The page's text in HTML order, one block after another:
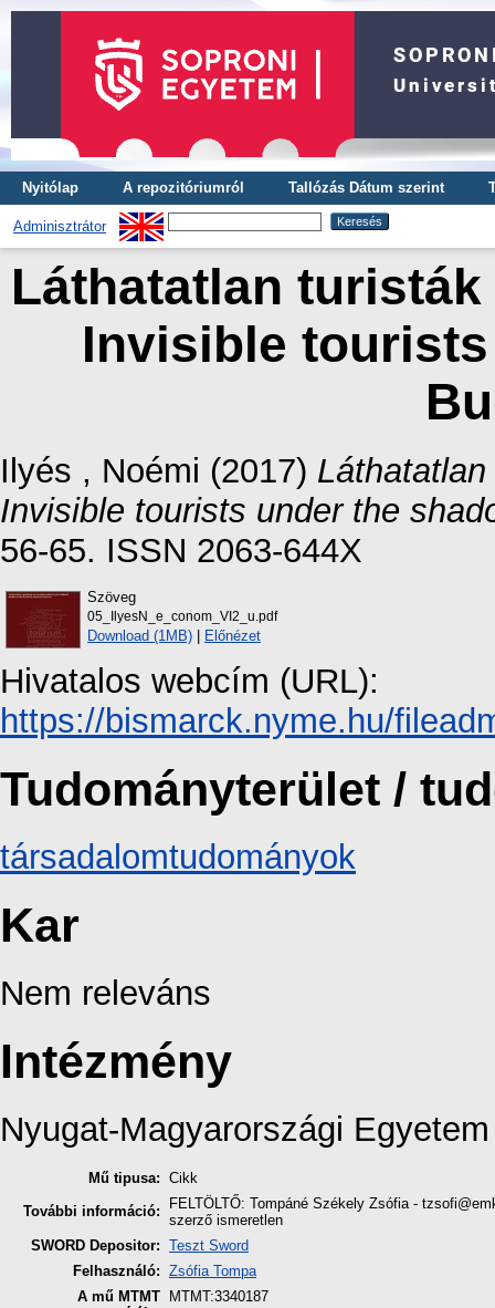
Nyitólap A repozitóriumról Tallózás Dátum szerint
Adminisztrátor
Láthatatlan
Invisible
Ilyés , Noémi (2017)
Invisible tourists under the
56-65. ISSN 2063-644X
Szöveg
05_IlyesN_e_conom_VI2_u.pdf
Download (1MB) | Előnézet
Hivatalos webcím (URL):
https://bismarck.nyme.hu/
Tudományterület /
társadalomtudományok
Kar
Nem releváns
Intézmény
Nyugat-Magyarországi Egyetem
Mű tipusa: Cikk
További információ:
FELTÖLTŐ: Tompáné Székely Zsófia -
szerző ismeretlen
SWORD Depositor: Teszt Sword
Felhasználó: Zsófia Tompa
A mű MTMT
MTMT:3340187